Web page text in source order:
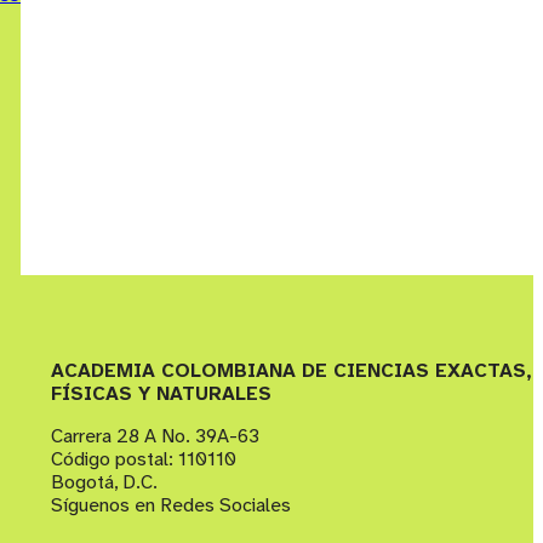
ACADEMIA COLOMBIANA DE CIENCIAS EXACTAS,
FÍSICAS Y NATURALES
Carrera 28 A No. 39A-63
Código postal: 110110
Bogotá, D.C.
Síguenos en Redes Sociales